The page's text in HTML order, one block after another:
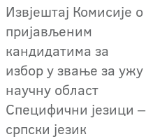
Извјештај Комисије о
пријављеним
кандидатима за
избор у звање за ужу
научну област
Специфични језици ‒
српски језик